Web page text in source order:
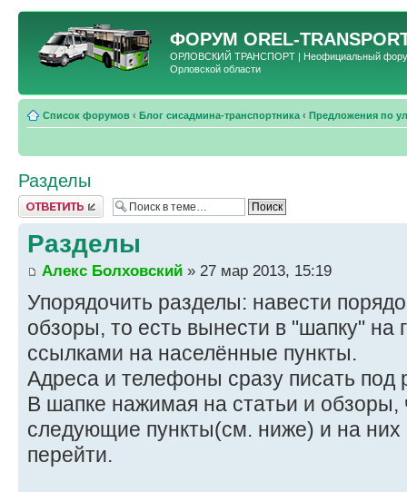
ФОРУМ OREL-
ОРЛОВСКИЙ ТРАНСПОРТ | Неофициальный форум
Орловской области
Список форумов ‹ Блог сисадмина-транспортника ‹ Предложения по
Разделы
Ответить
Разделы
Алекс Болховский » 27 мар 2013, 15:19
Упорядочить разделы: навести
обзоры, то есть вынести в "шапку" на
ссылками на населённые пункты.
Адреса и телефоны сразу писать под
В шапке нажимая на статьи и обзоры,
следующие пункты(см. ниже) и на
перейти.